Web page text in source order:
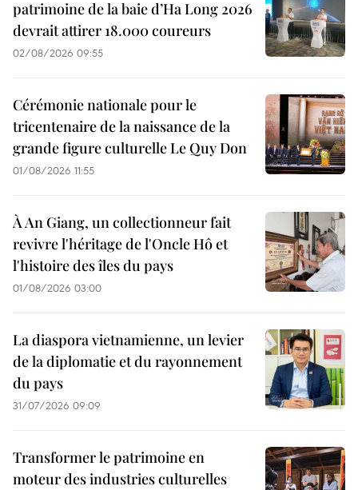
patrimoine de la baie d’Ha Long 2026
devrait attirer 18.000 coureurs
02/08/2026 09:55
Cérémonie nationale pour le
tricentenaire de la naissance de la
grande figure culturelle Le Quy Don
01/08/2026 11:55
À An Giang, un collectionneur fait
revivre l'héritage de l'Oncle Hô et
l'histoire des îles du pays
01/08/2026 03:00
La diaspora vietnamienne, un levier
de la diplomatie et du rayonnement
du pays
31/07/2026 09:09
Transformer le patrimoine en
moteur des industries culturelles